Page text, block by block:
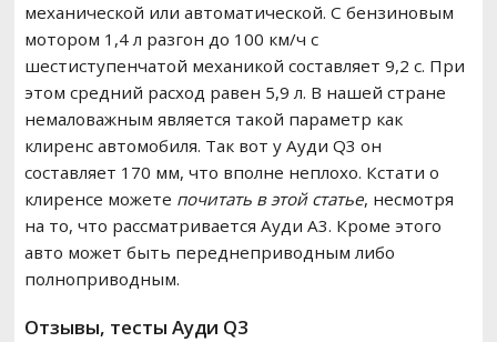
механической или автоматической. С бензиновым
мотором 1,4 л разгон до 100 км/ч с
шестиступенчатой механикой составляет 9,2 с. При
этом средний расход равен 5,9 л. В нашей стране
немаловажным является такой параметр как
клиренс автомобиля. Так вот у Ауди Q3 он
составляет 170 мм, что вполне неплохо. Кстати о
клиренсе можете почитать в этой статье, несмотря
на то, что рассматривается Ауди А3. Кроме этого
авто может быть переднеприводным либо
полноприводным.
Отзывы, тесты Ауди Q3